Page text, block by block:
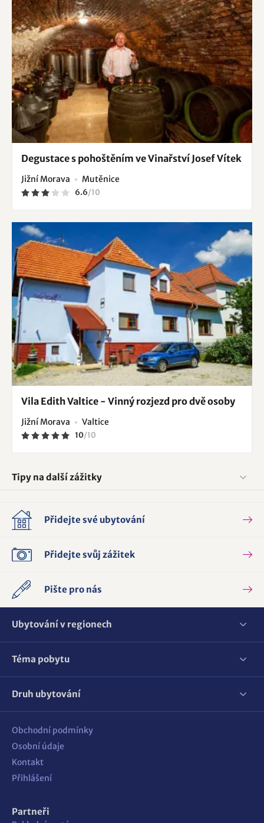
Degustace s pohoštěním ve Vinařství Josef Vítek
Jižní Morava Mutěnice
6.6/10
Vila Edith Valtice - Vinný rozjezd pro dvě osoby
Jižní Morava Valtice
10/10
Tipy na další zážitky
Přidejte své ubytování
Přidejte svůj zážitek
Pište pro nás
Ubytování v regionech
Téma pobytu
Druh ubytování
Obchodní podmínky
Osobní údaje
Kontakt
Přihlášení
Partneři